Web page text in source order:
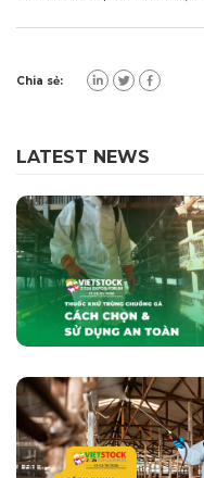
Chia sẻ:
LATEST NEWS